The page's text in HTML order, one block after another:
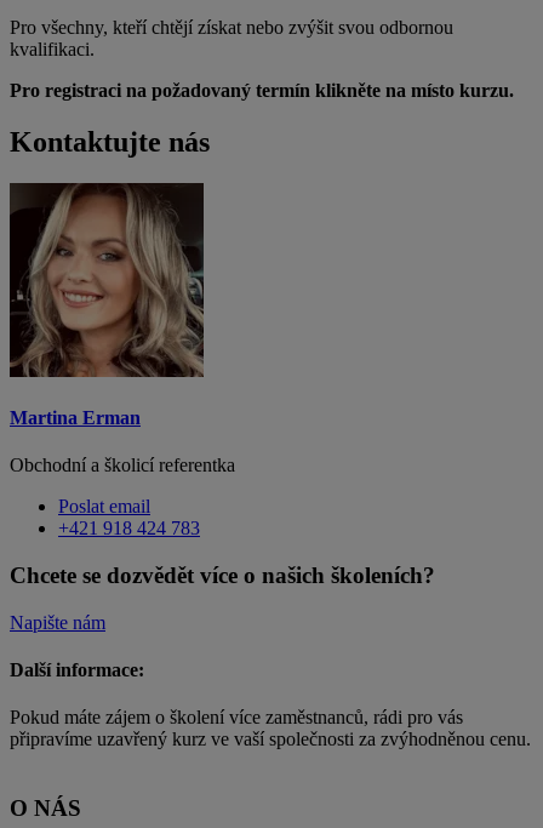
Pro všechny, kteří chtějí získat nebo zvýšit svou odbornou
kvalifikaci.
Pro registraci na požadovaný termín klikněte na místo kurzu.
Kontaktujte nás
Martina Erman
Obchodní a školicí referentka
Poslat email
+421 918 424 783
Chcete se dozvědět více o našich školeních?
Napište nám
Další informace:
Pokud máte zájem o školení více zaměstnanců, rádi pro vás
připravíme uzavřený kurz ve vaší společnosti za zvýhodněnou cenu.
O NÁS